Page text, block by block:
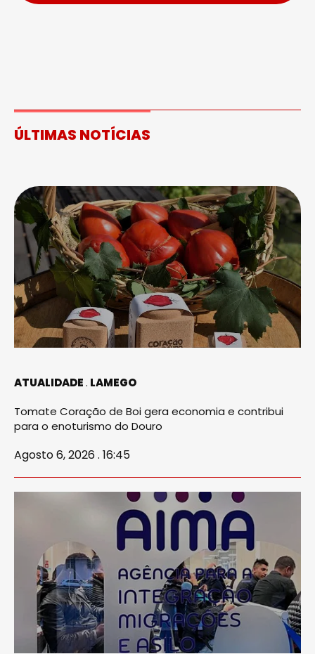
ÚLTIMAS NOTÍCIAS
ATUALIDADE LAMEGO
Tomate Coração de Boi gera economia e contribui
para o enoturismo do Douro
Agosto 6, 2026 . 16:45